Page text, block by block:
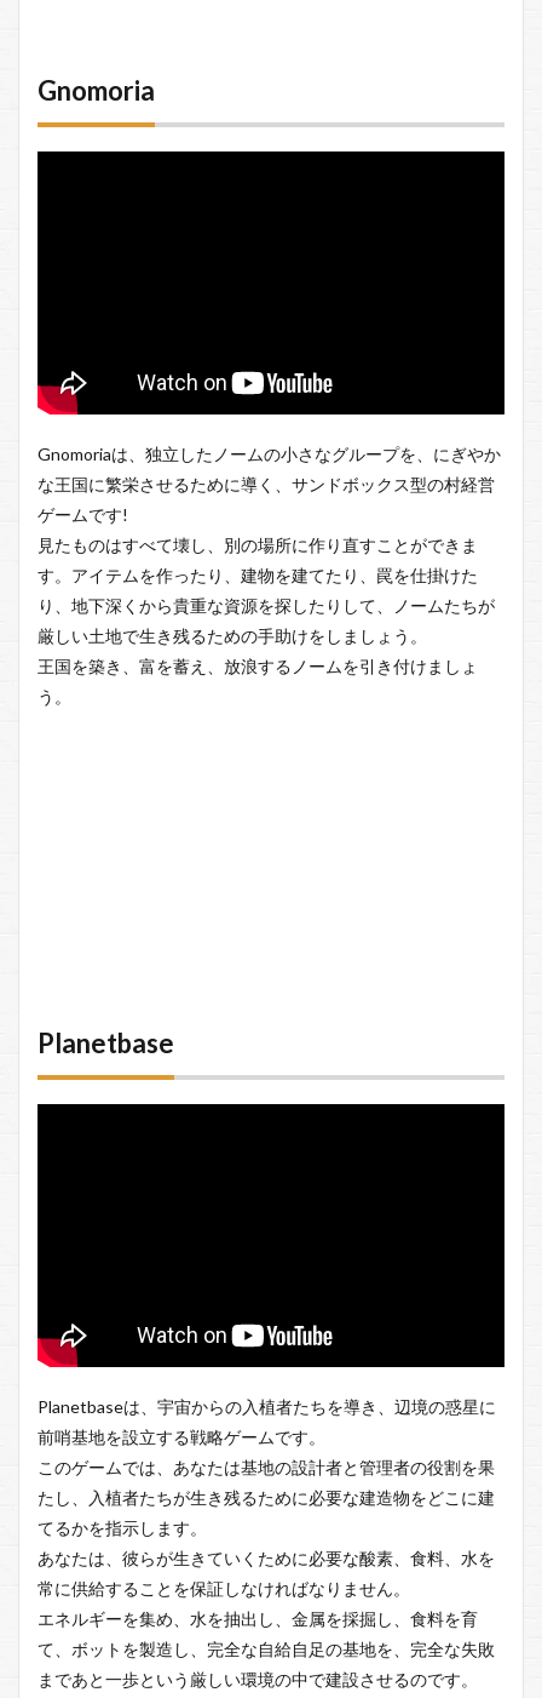
Gnomoria
Gnomoriaは、独立したノームの小さなグループを、にぎやか
な王国に繁栄させるために導く、サンドボックス型の村経営
ゲームです!
見たものはすべて壊し、別の場所に作り直すことができま
す。アイテムを作ったり、建物を建てたり、罠を仕掛けた
り、地下深くから貴重な資源を探したりして、ノームたちが
厳しい土地で生き残るための手助けをしましょう。
王国を築き、富を蓄え、放浪するノームを引き付けましょ
う。
Planetbase
Planetbaseは、宇宙からの入植者たちを導き、辺境の惑星に
前哨基地を設立する戦略ゲームです。
このゲームでは、あなたは基地の設計者と管理者の役割を果
たし、入植者たちが生き残るために必要な建造物をどこに建
てるかを指示します。
あなたは、彼らが生きていくために必要な酸素、食料、水を
常に供給することを保証しなければなりません。
エネルギーを集め、水を抽出し、金属を採掘し、食料を育
て、ボットを製造し、完全な自給自足の基地を、完全な失敗
まであと一歩という厳しい環境の中で建設させるのです。